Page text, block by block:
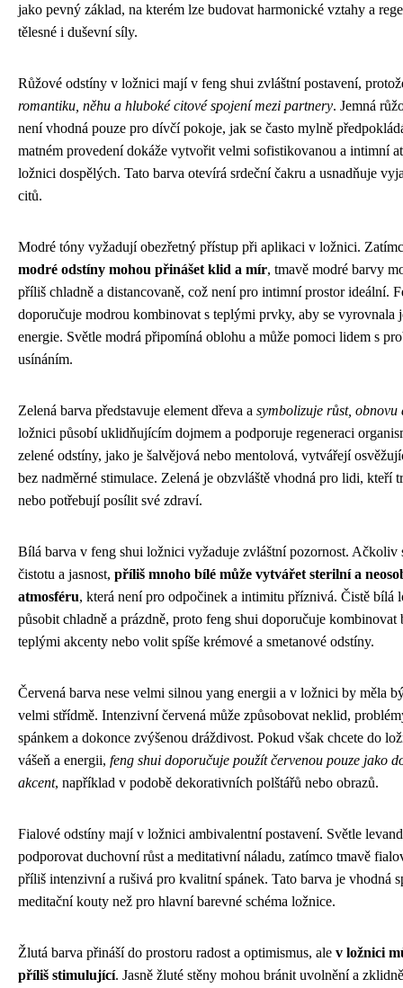
jako pevný základ, na kterém lze budovat harmonické vztahy a
tělesné i duševní síly.
Růžové odstíny v ložnici mají v feng shui zvláštní postavení,
romantiku, něhu a hluboké citové spojení mezi partnery. Jemná
není vhodná pouze pro dívčí pokoje, jak se často mylně
matném provedení dokáže vytvořit velmi sofistikovanou a intimní
ložnici dospělých. Tato barva otevírá srdeční čakru a usnadňuje
citů.
Modré tóny vyžadují obezřetný přístup při aplikaci v ložnici.
modré odstíny mohou přinášet klid a mír, tmavě modré barvy
příliš chladně a distancovaně, což není pro intimní prostor ideální.
doporučuje modrou kombinovat s teplými prvky, aby se vyrovnala
energie. Světle modrá připomíná oblohu a může pomoci lidem s
usínáním.
Zelená barva představuje element dřeva a symbolizuje růst, obnovu
ložnici působí uklidňujícím dojmem a podporuje regeneraci
zelené odstíny, jako je šalvějová nebo mentolová, vytvářejí
bez nadměrné stimulace. Zelená je obzvláště vhodná pro lidi, kteří
nebo potřebují posílit své zdraví.
Bílá barva v feng shui ložnici vyžaduje zvláštní pozornost. Ačkoliv
čistotu a jasnost, příliš mnoho bílé může vytvářet sterilní a
atmosféru, která není pro odpočinek a intimitu příznivá. Čistě bílá
působit chladně a prázdně, proto feng shui doporučuje kombinovat
teplými akcenty nebo volit spíše krémové a smetanové odstíny.
Červená barva nese velmi silnou yang energii a v ložnici by měla
velmi střídmě. Intenzivní červená může způsobovat neklid,
spánkem a dokonce zvýšenou dráždivost. Pokud však chcete do
vášeň a energii, feng shui doporučuje použít červenou pouze jako
akcent, například v podobě dekorativních polštářů nebo obrazů.
Fialové odstíny mají v ložnici ambivalentní postavení. Světle
podporovat duchovní růst a meditativní náladu, zatímco tmavě
příliš intenzivní a rušivá pro kvalitní spánek. Tato barva je vhodná
meditační kouty než pro hlavní barevné schéma ložnice.
Žlutá barva přináší do prostoru radost a optimismus, ale v ložnici
příliš stimulující. Jasně žluté stěny mohou bránit uvolnění a